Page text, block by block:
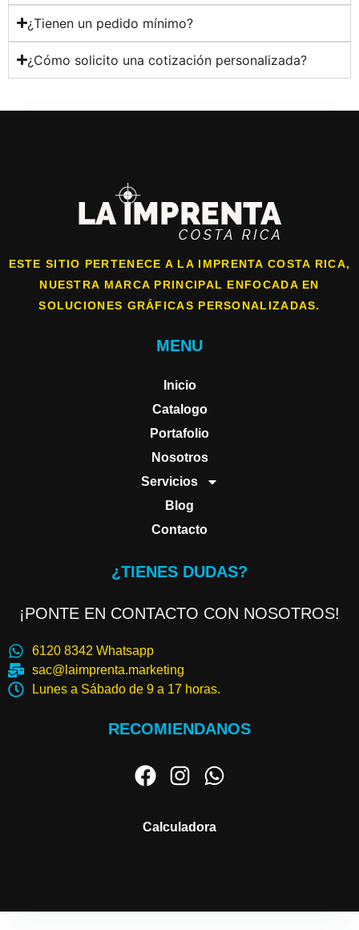
¿Tienen un pedido mínimo?
¿Cómo solicito una cotización personalizada?
ESTE SITIO PERTENECE A LA IMPRENTA COSTA RICA,
NUESTRA MARCA PRINCIPAL ENFOCADA EN
SOLUCIONES GRÁFICAS PERSONALIZADAS.
MENU
Inicio
Catalogo
Portafolio
Nosotros
Servicios
Blog
Contacto
¿TIENES DUDAS?
¡PONTE EN CONTACTO CON NOSOTROS!
6120 8342 Whatsapp
sac@laimprenta.marketing
Lunes a Sábado de 9 a 17 horas.
RECOMIENDANOS
Calculadora